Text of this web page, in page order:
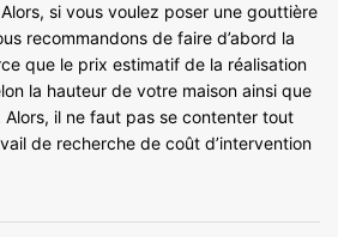
si vous voulez poser une gouttière
recommandons de faire d’abord la
que le prix estimatif de la réalisation
la hauteur de votre maison ainsi que
il ne faut pas se contenter tout
de recherche de coût d’intervention